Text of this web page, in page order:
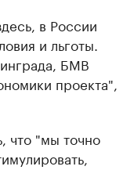
в России
и льготы.
БМВ
проекта",
что "мы точно